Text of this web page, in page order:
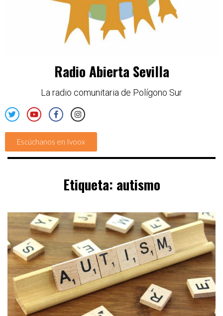
Radio Abierta Sevilla
La radio comunitaria de Polígono Sur
Escúchanos en Ivoox
Etiqueta: autismo